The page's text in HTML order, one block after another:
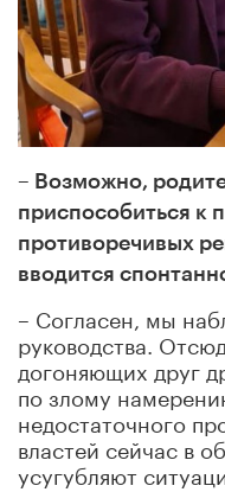
– Возможно,
приспособиться к
противоречивых
вводится
– Согласен, мы
руководства.
догоняющих друг
по злому
недостаточного
властей сейчас в
усугубляют